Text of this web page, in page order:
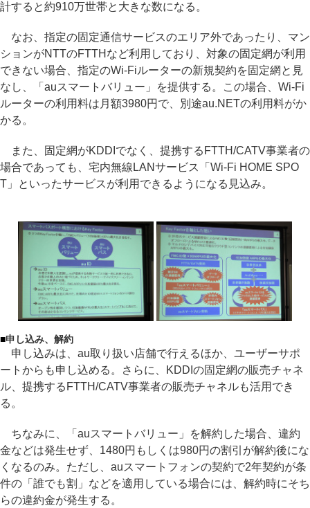
計すると約910万世帯と大きな数になる。
なお、指定の固定通信サービスのエリア外であったり、マン
ションがNTTのFTTHなど利用しており、対象の固定網が利用
できない場合、指定のWi-Fiルーターの新規契約を固定網と見
なし、「auスマートバリュー」を提供する。この場合、Wi-Fi
ルーターの利用料は月額3980円で、別途au.NETの利用料がか
かる。
また、固定網がKDDIでなく、提携するFTTH/CATV事業者の
場合であっても、宅内無線LANサービス「Wi-Fi HOME SPO
T」といったサービスが利用できるようになる見込み。
■申し込み、解約
申し込みは、au取り扱い店舗で行えるほか、ユーザーサポ
ートからも申し込める。さらに、KDDIの固定網の販売チャネ
ル、提携するFTTH/CATV事業者の販売チャネルも活用でき
る。
ちなみに、「auスマートバリュー」を解約した場合、違約
金などは発生せず、1480円もしくは980円の割引が解約後にな
くなるのみ。ただし、auスマートフォンの契約で2年契約が条
件の「誰でも割」などを適用している場合には、解約時にそち
らの違約金が発生する。